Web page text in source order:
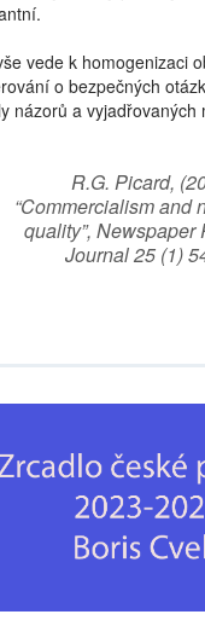
vede k homogenizaci
o bezpečných
názorů a vyjadřovaných
R.G. Picard,
“Commercialism and
quality”, Newspaper
Journal 25 (1)